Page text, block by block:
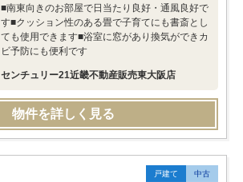
■南東向きのお部屋で日当たり良好・通風良好で
す■クッション性のある畳で子育てにも書斎とし
ても使用できます■浴室に窓があり換気ができカ
ビ予防にも便利です
センチュリー21近畿不動産販売東大阪店
物件を詳しく見る
戸建て 中古